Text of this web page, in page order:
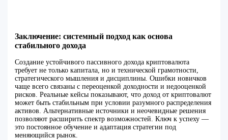
Заключение: системный подход как основа
стабильного дохода
Создание устойчивого пассивного дохода криптовалюта
требует не только капитала, но и технической грамотности,
стратегического мышления и дисциплины. Ошибки новичков
чаще всего связаны с переоценкой доходности и недооценкой
рисков. Реальные кейсы показывают, что доход от криптовалют
может быть стабильным при условии разумного распределения
активов. Альтернативные источники и неочевидные решения
позволяют расширить спектр возможностей. Ключ к успеху —
это постоянное обучение и адаптация стратегии под
меняющийся рынок.